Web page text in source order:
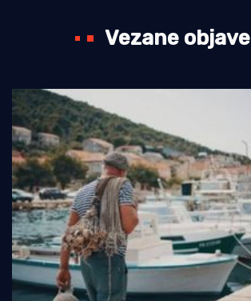
Vezane objave